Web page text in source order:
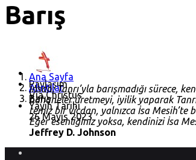
Barış
Paylaşım
Via Christus
Yayın Tarihi
26 Mayıs 2023
Ana Sayfa
Alıntılar
Barış
İnsan, Tanrı’yla barışmadığı sürece,
bahaneler üretmeyi, iyilik yaparak
temiz bir vicdan, yalnızca İsa Mesih’te
Eğer esenliğiniz yoksa, kendinizi İsa
Jeffrey D. Johnson